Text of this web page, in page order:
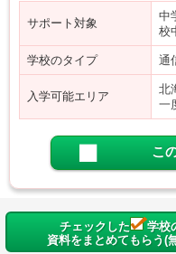
サポート対象
中
校
学校のタイプ 通
入学可能エリア
北
一
こ
チェックした
学校
資料をまとめてもらう(